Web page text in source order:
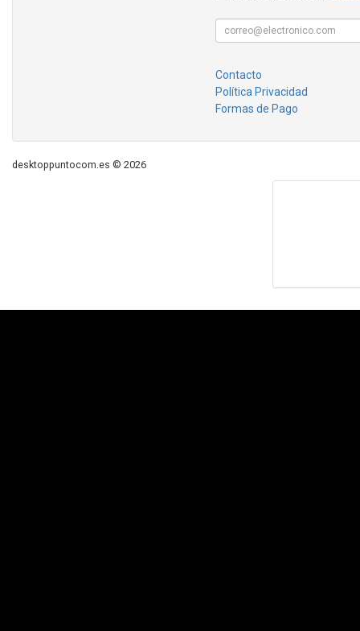
Contacto
Política Privacidad
Formas de Pago
desktoppuntocom.es © 2026